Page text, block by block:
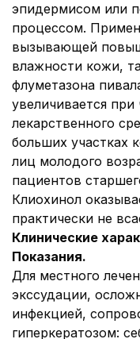
эпидермисом или
процессом.
вызывающей
влажности кожи,
флуметазона
увеличивается
лекарственного
больших участках
лиц молодого
пациентов
Клиохинол
практически не
Клинические
Показания.
Для местного
экссудации,
инфекцией,
гиперкератозом: